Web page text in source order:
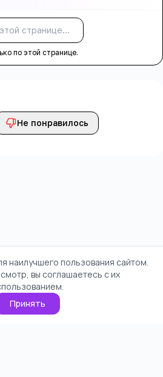
по этой странице.
Не понравилось
наилучшего пользования сайтом.
вы соглашаетесь с их
Принять